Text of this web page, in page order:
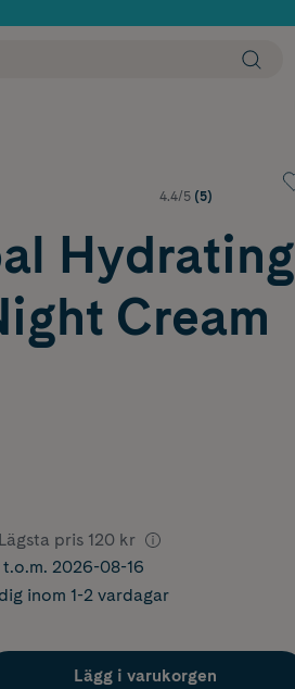
4.4/5 (5)
Hydrating
Cream
pris 120 kr
2026-08-16
inom 1-2 vardagar
Lägg i varukorgen